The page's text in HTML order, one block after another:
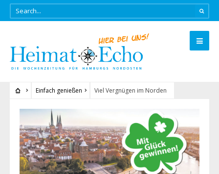
Einfach genießen Viel Vergnügen im Norden